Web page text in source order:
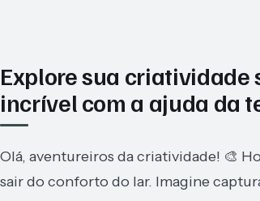
Explore sua criatividade
incrível com a ajuda da
Olá, aventureiros da criatividade! 🎨
sair do conforto do lar. Imagine